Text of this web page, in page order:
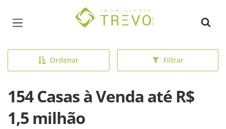
Página inicial
Ordenar Filtrar
154 Casas à Venda até R$
1,5 milhão